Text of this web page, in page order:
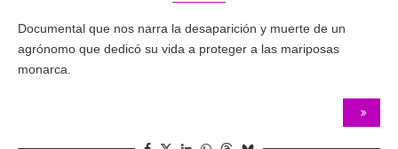
Documental que nos narra la desaparición y muerte de un
agrónomo que dedicó su vida a proteger a las mariposas
monarca.